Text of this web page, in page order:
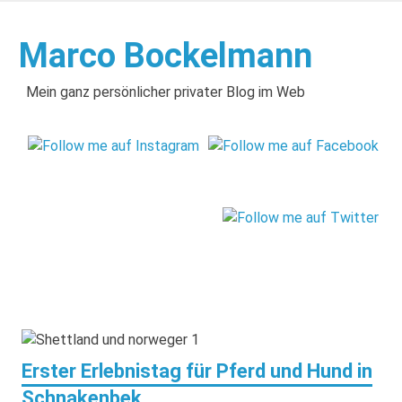
springen
Marco Bockelmann
Mein ganz persönlicher privater Blog im Web
Erster Erlebnistag für Pferd und Hund in